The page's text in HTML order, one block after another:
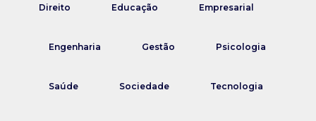
Direito Educação Empresarial
Engenharia Gestão Psicologia
Saúde Sociedade Tecnologia